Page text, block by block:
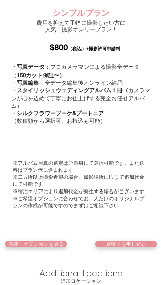
シンプルプラン
費用を抑えて手軽に撮影したい方に
人気！撮影オンリープラン！
$800 （税込）+撮影許可申請料
・写真データ： プロカメラマンによる撮影全データ
（ 150カット保証〜）
・ 写真編集 ：全データ編集後オンライン納品
・ スタイリッシュウェディングアルバム１冊（カメラマ
ンが心を込めて丁寧にお仕上げする完全お任せアルバ
ム）
・ シルクフラワーブーケ&ブートニア
（数種類から選択可。お持込も可能）
※アルバム写真の選定はご自身にて選択可能です。また送
料はプラン代に含まれます
※二ヵ所以上撮影希望の場合、撮影場所に応じて追加代金
にて可能です
​※宿泊エリアにより追加代金が発生する場合がございます
※ご希望オプションに合わせてお二人だけのオリジナルプ
ランの作成が可能ですのでまずはご相談下さい
衣装・オプションを見る 見積りを申し込む
Additional Locations
​追加ロケーション